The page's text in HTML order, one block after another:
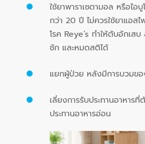
ใช้ยาพาราเซตามอล หรือไอ
กว่า 20 ปี ไม่ควรใช้ยาแอสไ
โรค Reye’s ทำให้ตับอักเส
ชัก และหมดสติได้
แยกผู้ป่วย หลังมีการบวมข
เลี่ยงการรับประทานอาหารที่
ประทานอาหารอ่อน